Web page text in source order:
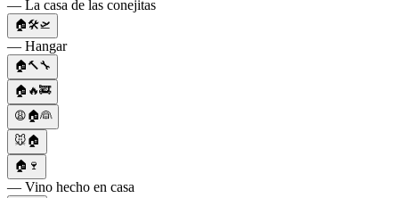
— La casa de las conejitas
🏠🛠🛫
— Hangar
🏠🔨🔧
🏠🔥🚒
😩🏠👰
🐭🏠
🏠🍷
— Vino hecho en casa